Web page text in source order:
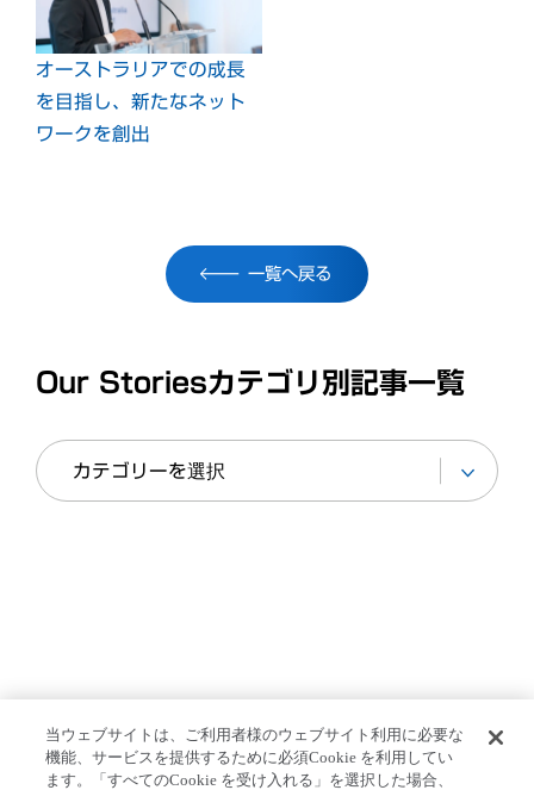
ホーム > Our Stories > 異文化の中で暮らすというこ
と。ミュンヘンから東京へ転勤した駐在員に起きた大きな変
オーストラリアでの成長
を目指し、新たなネット
ワークを創出
一覧へ戻る
Our Storiesカテゴリ別記事一覧
当ウェブサイトは、ご利用者様のウェブサイト利用に必要な
機能、サービスを提供するために必須Cookie を利用してい
ます。「すべてのCookie を受け入れる」を選択した場合、